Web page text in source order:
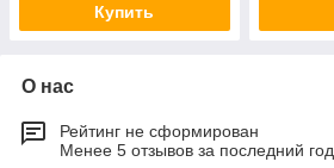
Купить
О нас
Рейтинг не сформирован
Менее 5 отзывов за последний год